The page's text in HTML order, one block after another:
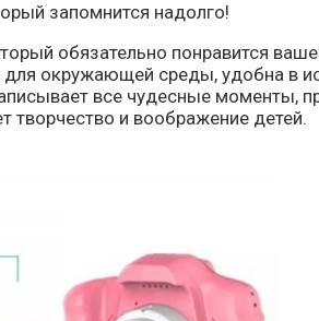
запомнится надолго!
обязательно понравится
для окружающей среды, удобна в
все чудесные моменты,
творчество и воображение детей.